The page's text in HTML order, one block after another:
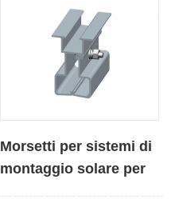
Morsetti per sistemi di
montaggio solare per